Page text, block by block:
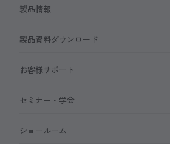
製品情報
製品資料ダウンロード
お客様サポート
セミナー・学会
ショールーム